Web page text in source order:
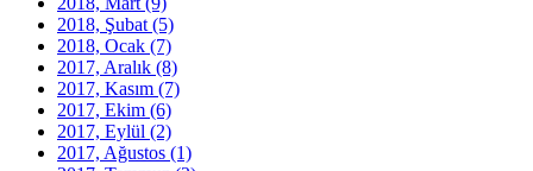
2018, Şubat (5)
2018, Ocak (7)
2017, Aralık (8)
2017, Kasım (7)
2017, Ekim (6)
2017, Eylül (2)
2017, Ağustos (1)